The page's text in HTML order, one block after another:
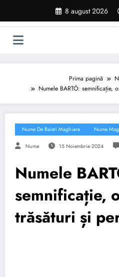
conținut
8 august 2026
Prima pagină
Numele BARTÓ: semnificație,
Nume De Baieti Maghiare Nume
Nume 15 Noiembrie 2024
Numele
semnificație,
trăsături și